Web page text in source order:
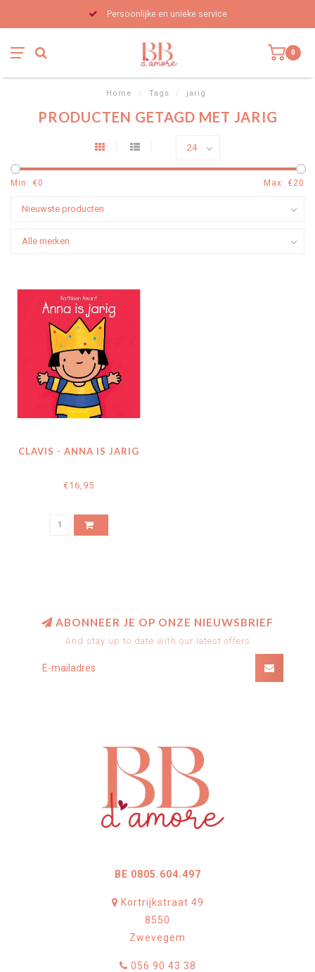
Persoonlijke en unieke service
0
Home / Tags / jarig
PRODUCTEN GETAGD MET JARIG
Min: €0 Max: €20
CLAVIS - ANNA IS JARIG
€16,95
ABONNEER JE OP ONZE NIEUWSBRIEF
And stay up to date with our latest offers
BE 0805.604.497
Kortrijkstraat 49
8550
Zwevegem
056 90 43 38